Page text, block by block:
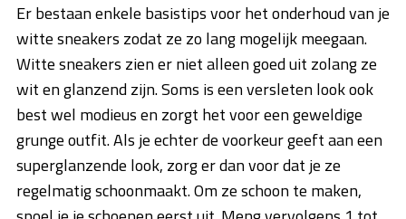
Er bestaan enkele basistips voor het onderhoud van je
witte sneakers zodat ze zo lang mogelijk meegaan.
Witte sneakers zien er niet alleen goed uit zolang ze
wit en glanzend zijn. Soms is een versleten look ook
best wel modieus en zorgt het voor een geweldige
grunge outfit. Als je echter de voorkeur geeft aan een
superglanzende look, zorg er dan voor dat je ze
regelmatig schoonmaakt. Om ze schoon te maken,